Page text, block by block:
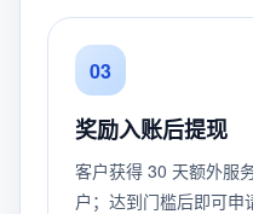
03
奖励入账后提现
客户获得 30 天额外服
户；达到门槛后即可申